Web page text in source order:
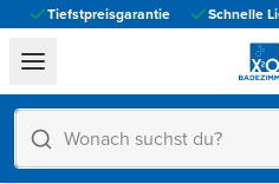
Tiefstpreisgarantie Schnelle